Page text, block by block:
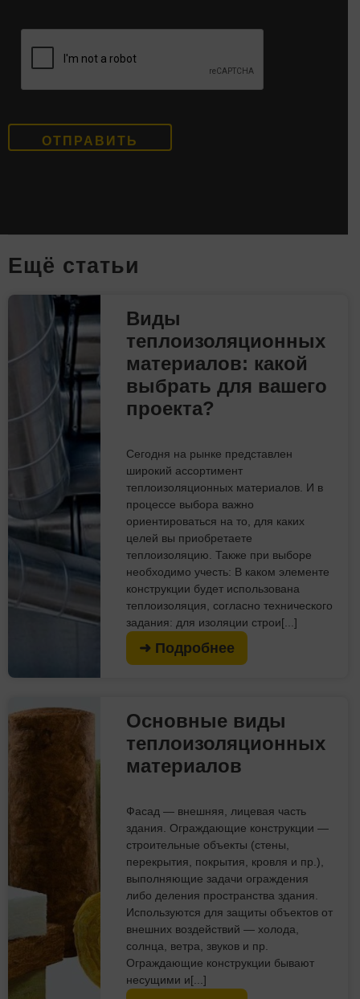
Eщё статьи
Виды
теплоизоляционных
материалов: какой
выбрать для вашего
проекта?
Сегодня на рынке представлен
широкий ассортимент
теплоизоляционных материалов. И в
процессе выбора важно
ориентироваться на то, для каких
целей вы приобретаете
теплоизоляцию. Также при выборе
необходимо учесть: В каком элементе
конструкции будет использована
теплоизоляция, согласно технического
задания: для изоляции строи[...]
➜ Подробнее
Основные виды
теплоизоляционных
материалов
Фасад — внешняя, лицевая часть
здания. Ограждающие конструкции —
строительные объекты (стены,
перекрытия, покрытия, кровля и пр.),
выполняющие задачи ограждения
либо деления пространства здания.
Используются для защиты объектов от
внешних воздействий — холода,
солнца, ветра, звуков и пр.
Ограждающие конструкции бывают
несущими и[...]